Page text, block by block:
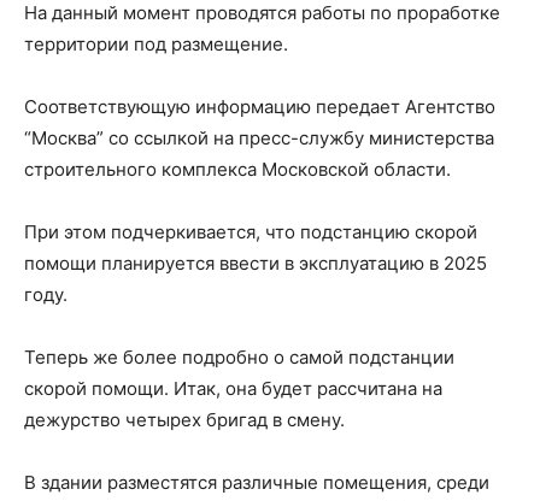
На данный момент проводятся работы по проработке
территории под размещение.
Соответствующую информацию передает Агентство
“Москва” со ссылкой на пресс-службу министерства
строительного комплекса Московской области.
При этом подчеркивается, что подстанцию скорой
помощи планируется ввести в эксплуатацию в 2025
году.
Теперь же более подробно о самой подстанции
скорой помощи. Итак, она будет рассчитана на
дежурство четырех бригад в смену.
В здании разместятся различные помещения, среди